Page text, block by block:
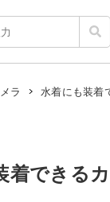
ラ 水着にも装着
着できる